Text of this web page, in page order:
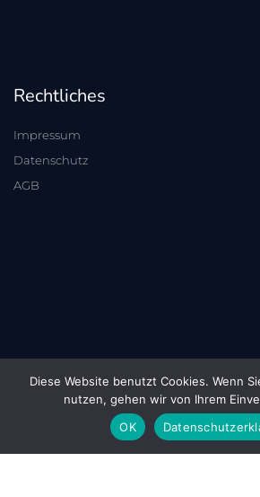
Rechtliches
Impressum
Datenschutz
AGB
Diese Website benutzt Cookies. Wenn
nutzen, gehen wir von Ihrem
OK